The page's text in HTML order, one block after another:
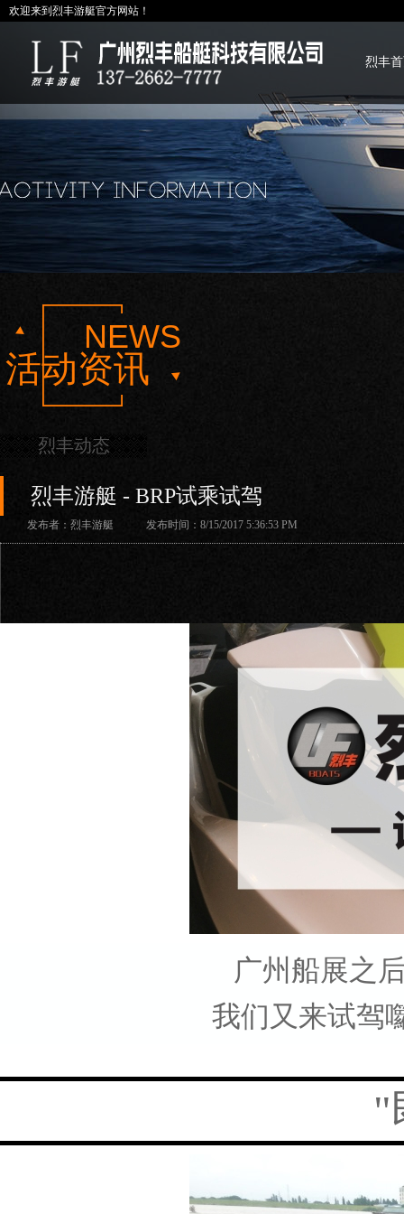
欢迎来到烈丰游艇官方网站！
烈丰
NEWS
活动资讯
烈丰动态
烈丰游艇 - BRP试乘试驾
发布者：烈丰游艇 发布时间：8/15/2017 5:36:53 PM
广州船展之
我们又来试驾
"